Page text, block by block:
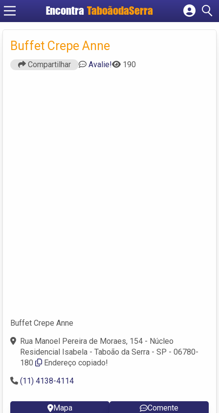
Encontra TaboãodaSerra
Cadastrar empresa
Criar conta
Buffet Crepe Anne
Compartilhar Avalie! 190
Buffet Crepe Anne
Rua Manoel Pereira de Moraes, 154 - Núcleo
Residencial Isabela - Taboão da Serra - SP - 06780-
180
Endereço copiado!
(11) 4138-4114
Mapa Comente